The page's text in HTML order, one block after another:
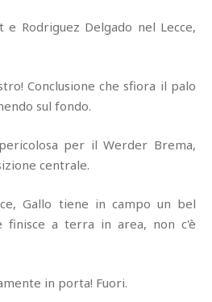
Rodriguez Delgado nel Lecce,
Conclusione che sfiora il palo
sul fondo.
per il Werder Brema,
centrale.
Gallo tiene in campo un bel
finisce a terra in area, non c'è
in porta! Fuori.